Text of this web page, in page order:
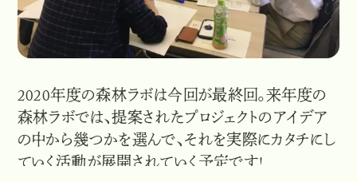
2020年度の森林ラボは今回が最終回。来年度の
森林ラボでは、提案されたプロジェクトのアイデア
の中から幾つかを選んで、それを実際にカタチにし
ていく活動が展開されていく予定です!